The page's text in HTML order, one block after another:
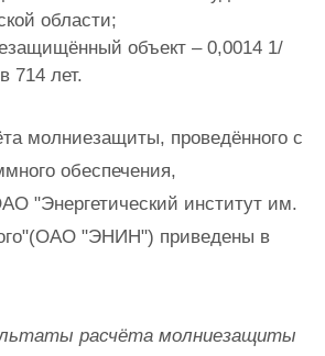
области;
объект – 0,0014 1/
714 лет.
молниезащиты, проведённого с
обеспечения,
"Энергетический институт им.
"ЭНИН") приведены в
расчёта молниезащиты